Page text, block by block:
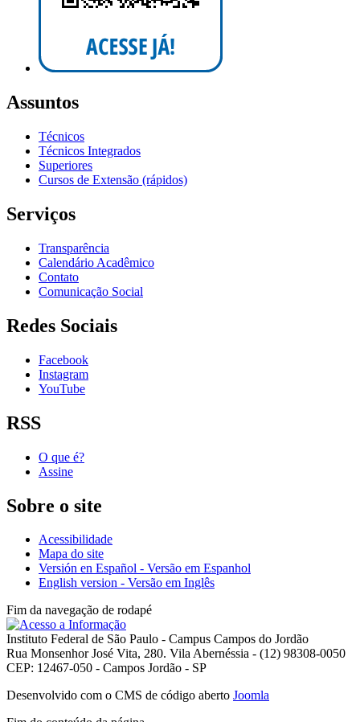
Assuntos
Técnicos
Técnicos Integrados
Superiores
Cursos de Extensão (rápidos)
Serviços
Transparência
Calendário Acadêmico
Contato
Comunicação Social
Redes Sociais
Facebook
Instagram
YouTube
RSS
O que é?
Assine
Sobre o site
Acessibilidade
Mapa do site
Versión en Español - Versão em Espanhol
English version - Versão em Inglês
Fim da navegação de rodapé
Instituto Federal de São Paulo - Campus Campos do Jordão
Rua Monsenhor José Vita, 280. Vila Abernéssia - (12) 98308-0050
CEP: 12467-050 - Campos Jordão - SP
Desenvolvido com o CMS de código aberto Joomla